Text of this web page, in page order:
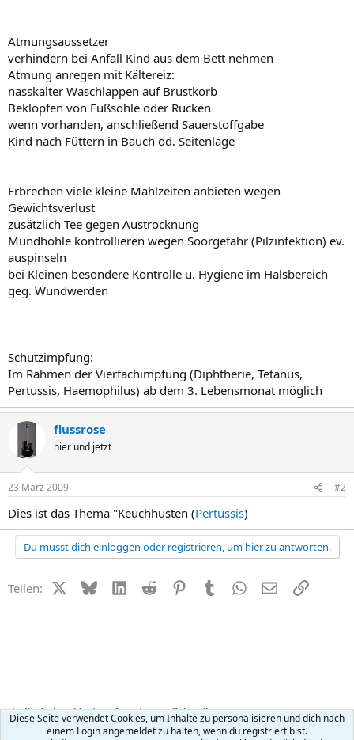
Atmungsaussetzer
verhindern bei Anfall Kind aus dem Bett nehmen
Atmung anregen mit Kältereiz:
nasskalter Waschlappen auf Brustkorb
Beklopfen von Fußsohle oder Rücken
wenn vorhanden, anschließend Sauerstoffgabe
Kind nach Füttern in Bauch od. Seitenlage
Erbrechen viele kleine Mahlzeiten anbieten wegen
Gewichtsverlust
zusätzlich Tee gegen Austrocknung
Mundhöhle kontrollieren wegen Soorgefahr (Pilzinfektion) ev.
auspinseln
bei Kleinen besondere Kontrolle u. Hygiene im Halsbereich
geg. Wundwerden
Schutzimpfung:
Im Rahmen der Vierfachimpfung (Diphtherie, Tetanus,
Pertussis, Haemophilus) ab dem 3. Lebensmonat möglich
flussrose
hier und jetzt
23 März 2009 #2
Dies ist das Thema "Keuchhusten (Pertussis)
Du musst dich einloggen oder registrieren, um hier zu antworten.
Teilen: X (Twitter)
BlueskyLinkedIn
Reddit PinterestTumblr WhatsApp
E-MailLink
Kinderkrankheiten - Symptome + Behandlung
Diese Seite verwendet Cookies, um Inhalte zu personalisieren und dich nach
einem Login angemeldet zu halten, wenn du registriert bist.